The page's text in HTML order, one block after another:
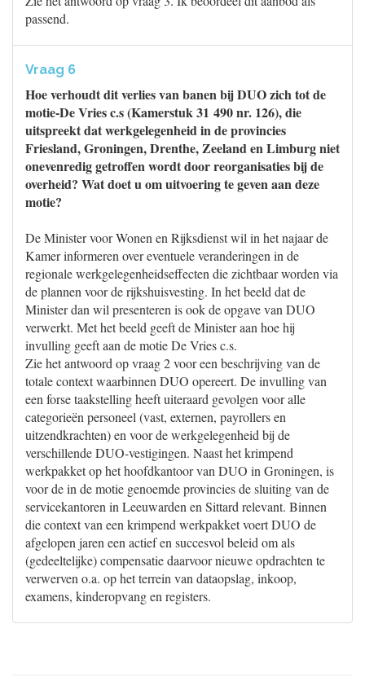
passend.
Vraag 6
Hoe verhoudt dit verlies van banen bij DUO zich tot de
motie-De Vries c.s (Kamerstuk 31 490 nr. 126), die
uitspreekt dat werkgelegenheid in de provincies
Friesland, Groningen, Drenthe, Zeeland en Limburg niet
onevenredig getroffen wordt door reorganisaties bij de
overheid? Wat doet u om uitvoering te geven aan deze
motie?
De Minister voor Wonen en Rijksdienst wil in het najaar de
Kamer informeren over eventuele veranderingen in de
regionale werkgelegenheidseffecten die zichtbaar worden via
de plannen voor de rijkshuisvesting. In het beeld dat de
Minister dan wil presenteren is ook de opgave van DUO
verwerkt. Met het beeld geeft de Minister aan hoe hij
invulling geeft aan de motie De Vries c.s.
Zie het antwoord op vraag 2 voor een beschrijving van de
totale context waarbinnen DUO opereert. De invulling van
een forse taakstelling heeft uiteraard gevolgen voor alle
categorieën personeel (vast, externen, payrollers en
uitzendkrachten) en voor de werkgelegenheid bij de
verschillende DUO-vestigingen. Naast het krimpend
werkpakket op het hoofdkantoor van DUO in Groningen, is
voor de in de motie genoemde provincies de sluiting van de
servicekantoren in Leeuwarden en Sittard relevant. Binnen
die context van een krimpend werkpakket voert DUO de
afgelopen jaren een actief en succesvol beleid om als
(gedeeltelijke) compensatie daarvoor nieuwe opdrachten te
verwerven o.a. op het terrein van dataopslag, inkoop,
examens, kinderopvang en registers.